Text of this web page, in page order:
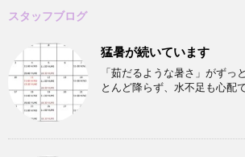
スタッフブログ
猛暑が続いています
「茹だるような暑さ」がずっ
とんど降らず、水不足も心配